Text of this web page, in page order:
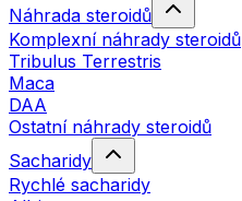
Náhrada steroidů
Komplexní náhrady steroidů
Tribulus Terrestris
Maca
DAA
Ostatní náhrady steroidů
Sacharidy
Rychlé sacharidy